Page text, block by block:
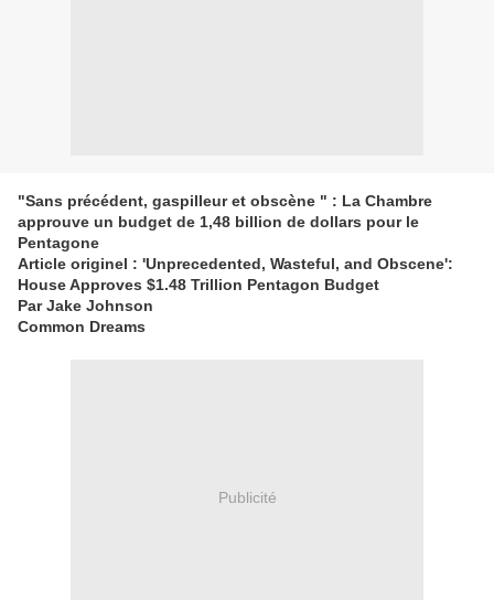
"Sans précédent, gaspilleur et obscène " : La Chambre
approuve un budget de 1,48 billion de dollars pour le
Pentagone
Article originel : 'Unprecedented, Wasteful, and Obscene':
House Approves $1.48 Trillion Pentagon Budget
Par Jake Johnson
Common Dreams
Publicité